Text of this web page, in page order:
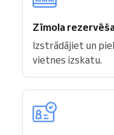
Zīmola
Izstrādājiet un
vietnes izskatu.